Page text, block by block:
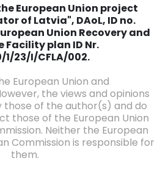
European Union project
of Latvia", DAoL, ID no.
Union Recovery and
Facility plan ID Nr.
1/23/I/CFLA/002.
European Union and
the views and opinions
those of the author(s) and do
those of the European Union
Neither the European
Commission is responsible for
them.